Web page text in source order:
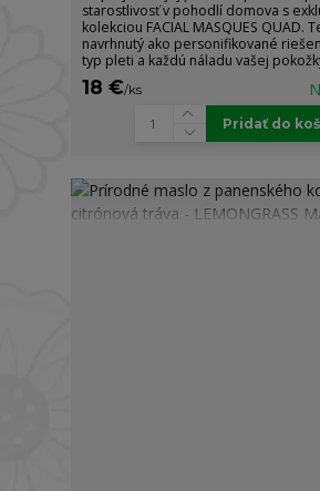
starostlivosť v pohodlí domova s
kolekciou FACIAL MASQUES QUAD.
navrhnutý ako personifikované
typ pleti a každú náladu vašej
18 €/ks
Pridať do